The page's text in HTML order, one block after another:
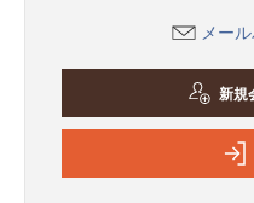
メー
新規